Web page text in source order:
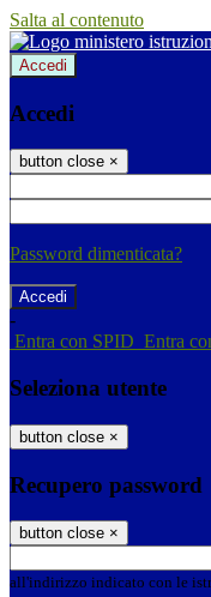
Salta al contenuto
Accedi
Accedi
button close ×
Password dimenticata?
-
Entra con SPID Entra
Seleziona utente
button close ×
Recupero password
button close ×
all'indirizzo indicato con le